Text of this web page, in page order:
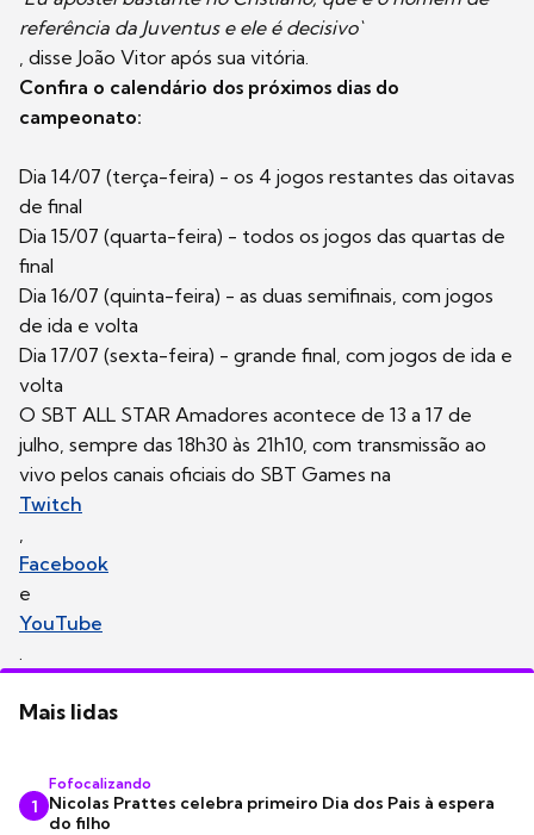
referência da Juventus e ele é decisivo`
, disse João Vitor após sua vitória.
Confira o calendário dos próximos dias do
campeonato:
Dia 14/07 (terça-feira) - os 4 jogos restantes das oitavas
de final
Dia 15/07 (quarta-feira) - todos os jogos das quartas de
final
Dia 16/07 (quinta-feira) - as duas semifinais, com jogos
de ida e volta
Dia 17/07 (sexta-feira) - grande final, com jogos de ida e
volta
O SBT ALL STAR Amadores acontece de 13 a 17 de
julho, sempre das 18h30 às 21h10, com transmissão ao
vivo pelos canais oficiais do SBT Games na
Twitch
Facebook
e
YouTube
Mais lidas
1
Fofocalizando
Nicolas Prattes celebra primeiro Dia dos Pais à espera
do filho